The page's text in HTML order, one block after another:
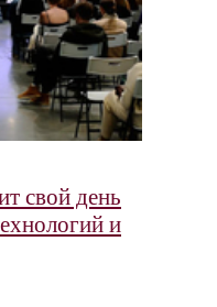
свой день
и